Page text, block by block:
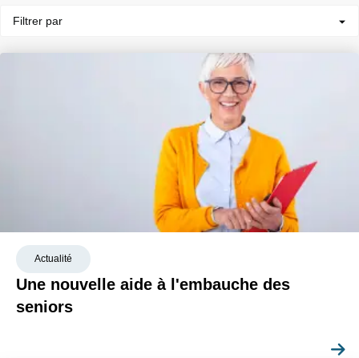
Filtrer par
Actualité
Une nouvelle aide à l'embauche des
seniors